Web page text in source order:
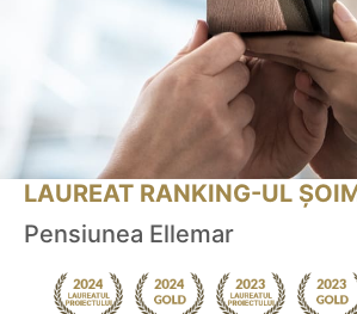
LAUREAT RANKING-UL
Pensiunea Ellemar